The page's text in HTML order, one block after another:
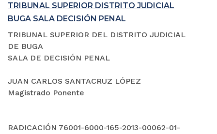
TRIBUNAL SUPERIOR DISTRITO JUDICIAL
BUGA SALA DECISIÓN PENAL
TRIBUNAL SUPERIOR DEL DISTRITO JUDICIAL
DE BUGA
SALA DE DECISIÓN PENAL
JUAN CARLOS SANTACRUZ LÓPEZ
Magistrado Ponente
RADICACIÓN 76001-6000-165-2013-00062-01-